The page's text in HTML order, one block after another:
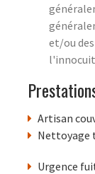
et/ou
Artisan
Nettoyage
Urgence